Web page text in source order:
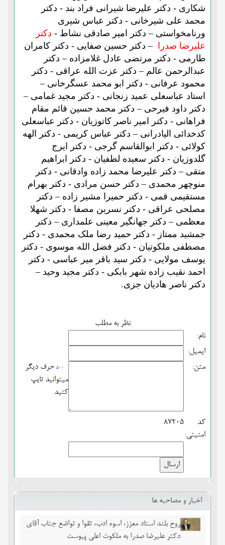
شکاری - دکتر علیرضا شیرانی فراد بند - دکتر
محمد علی شیرخانی - دکتر عباس شیری
ورنامخواستی – دکتر امیر صادقی نشاط - دکتر
علیرضا صدرا
– دکتر حسین صفایی - دکتر کامران
طارمی - دکتر مرتضی عادل غلامزاده – دکتر
عبدالرحمن عالم – دکتر عزت الله عراقی - دکتر
محمود عرفانی - دکتر ابو محمد عسگرخانی –
استاد عباسعلی عمید زنجانی - دکتر مجید غمامی –
دکتر داود فیرحی – دکتر محمد حسین قائم مقام
فراهانی - دکتر امیر ناصر کاتوزیان - دکتر عباسعلی
کدخدائی الیادرانی – دکتر عباس کریمی - دکتر الهه
کولائی - دکتر ابوالقاسم گرجی - دکتر ایرج
گلدوزیان - دکتر سعیده لطفیان - دکتر ابراهیم
متقی – دکتر علیرضا محمد زاده وادقانی - دکتر
منوچهر محمدی – دکتر حسن مرادی - دکتر بهرام
مستقیمی قمی - دکتر حمیرا مشیر زاده – دکتر
مصلحی عراقی - دکتر نسرین مصفا - دکتر شهلا
معظمی – دکتر جهانگیر معینی علمداری – دکتر
جمشید ممتاز - دکتر حمید رضا ملک محمدی - دکتر
مصطفی ملکوتیان - دکتر فضل الله موسوی - دکتر
یوسف مولایی - دکتر سید باقر میر عباسی - دکتر
احمد نقیب زاده شهر بابکی - دکتر مجید وحید –
دکتر ناصر هادیان جزی.
نظر به مطلب
نام:
ایمیل:
متن:
500 حرف دیگر
میتوانید تایپ
کنید
کد
امنیتی:
87205
اخبار و مصاحبه ها
روح بلند استاد معزز، اسوه ادب، تقوا و تواضع جناب آقای
دکتر علیرضا صدرا به ملکوت اعلی پیوست